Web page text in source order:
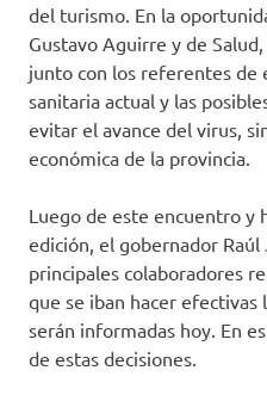
del turismo. En la
Gustavo Aguirre y de
junto con los referentes de
sanitaria actual y las
evitar el avance del virus,
económica de la provincia.
Luego de este encuentro y
edición, el gobernador Raúl
principales colaboradores
que se iban hacer efectivas
serán informadas hoy. En
de estas decisiones.